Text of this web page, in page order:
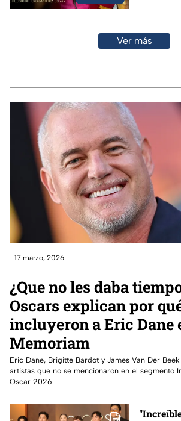
Ver más
17 marzo, 2026
¿Que no les daba
Oscars explican por
incluyeron a Eric Dane
Memoriam
Eric Dane, Brigitte Bardot y James Van Der
artistas que no se mencionaron en el segmento
Oscar 2026.